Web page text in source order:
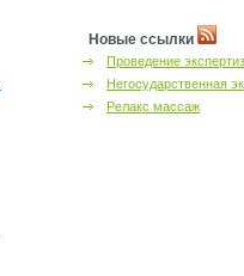
Новые ссылки
Проведение
Негосударственная
Релакс массаж